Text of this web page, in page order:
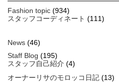
Fashion topic (934)
スタッフコーディネート (111)
News (46)
Staff Blog (195)
スタッフ自己紹介 (4)
オーナーリサのモロッコ日記 (13)